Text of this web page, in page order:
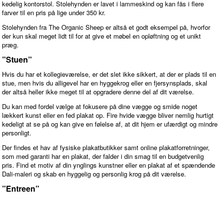
kedelig kontorstol. Stolehynden er lavet i lammeskind og kan fås i flere
farver til en pris på lige under 350 kr.
Stolehynden fra The Organic Sheep er altså et godt eksempel på, hvorfor
der kun skal meget lidt til for at give et møbel en opløftning og et unikt
præg.
”Stuen”
Hvis du har et kollegieværelse, er det slet ikke sikkert, at der er plads til en
stue, men hvis du alligevel har en hyggekrog eller en fjersynsplads, skal
der altså heller ikke meget til at opgradere denne del af dit værelse.
Du kan med fordel vælge at fokusere på dine vægge og smide noget
lækkert kunst eller en fed plakat op. Fire hvide vægge bliver nemlig hurtigt
kedeligt at se på og kan give en følelse af, at dit hjem er ufærdigt og mindre
personligt.
Der findes et hav af fysiske plakatbutikker samt online plakatforretninger,
som med garanti har en plakat, der falder i din smag til en budgetvenlig
pris. Find et motiv af din ynglings kunstner eller en plakat af et spændende
Dali-maleri og skab en hyggelig og personlig krog på dit værelse.
”Entreen”